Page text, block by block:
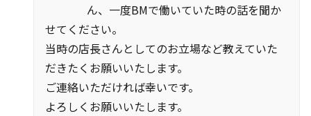
ん、一度BMで働いていた時の話を聞か
せてください。
当時の店長さんとしてのお立場など教えていた
だきたくお願いいたします。
ご連絡いただければ幸いです。
よろしくお願いいたします。